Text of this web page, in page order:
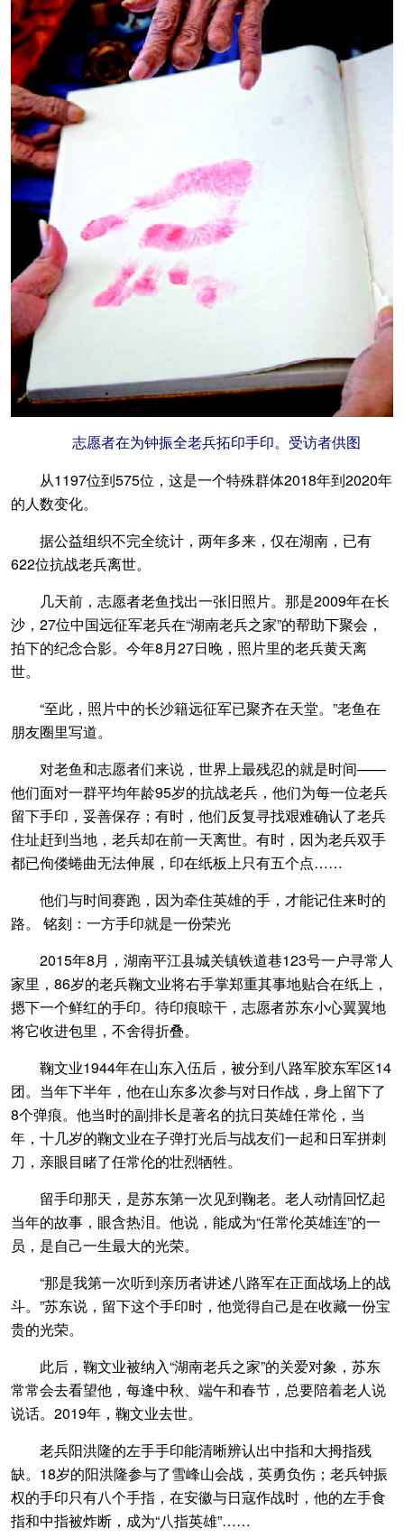
志愿者在为钟振全老兵拓印手印。受访者供图
从1197位到575位，这是一个特殊群体2018年到2020年
的人数变化。
据公益组织不完全统计，两年多来，仅在湖南，已有
622位抗战老兵离世。
几天前，志愿者老鱼找出一张旧照片。那是2009年在长
沙，27位中国远征军老兵在“湖南老兵之家”的帮助下聚会，
拍下的纪念合影。今年8月27日晚，照片里的老兵黄天离
世。
“至此，照片中的长沙籍远征军已聚齐在天堂。”老鱼在
朋友圈里写道。
对老鱼和志愿者们来说，世界上最残忍的就是时间——
他们面对一群平均年龄95岁的抗战老兵，他们为每一位老兵
留下手印，妥善保存；有时，他们反复寻找艰难确认了老兵
住址赶到当地，老兵却在前一天离世。有时，因为老兵双手
都已佝偻蜷曲无法伸展，印在纸板上只有五个点……
他们与时间赛跑，因为牵住英雄的手，才能记住来时的
路。 铭刻：一方手印就是一份荣光
2015年8月，湖南平江县城关镇铁道巷123号一户寻常人
家里，86岁的老兵鞠文业将右手掌郑重其事地贴合在纸上，
摁下一个鲜红的手印。待印痕晾干，志愿者苏东小心翼翼地
将它收进包里，不舍得折叠。
鞠文业1944年在山东入伍后，被分到八路军胶东军区14
团。当年下半年，他在山东多次参与对日作战，身上留下了
8个弹痕。他当时的副排长是著名的抗日英雄任常伦，当
年，十几岁的鞠文业在子弹打光后与战友们一起和日军拼刺
刀，亲眼目睹了任常伦的壮烈牺牲。
留手印那天，是苏东第一次见到鞠老。老人动情回忆起
当年的故事，眼含热泪。他说，能成为“任常伦英雄连”的一
员，是自己一生最大的光荣。
“那是我第一次听到亲历者讲述八路军在正面战场上的战
斗。”苏东说，留下这个手印时，他觉得自己是在收藏一份宝
贵的光荣。
此后，鞠文业被纳入“湖南老兵之家”的关爱对象，苏东
常常会去看望他，每逢中秋、端午和春节，总要陪着老人说
说话。2019年，鞠文业去世。
老兵阳洪隆的左手手印能清晰辨认出中指和大拇指残
缺。18岁的阳洪隆参与了雪峰山会战，英勇负伤；老兵钟振
权的手印只有八个手指，在安徽与日寇作战时，他的左手食
指和中指被炸断，成为“八指英雄”……